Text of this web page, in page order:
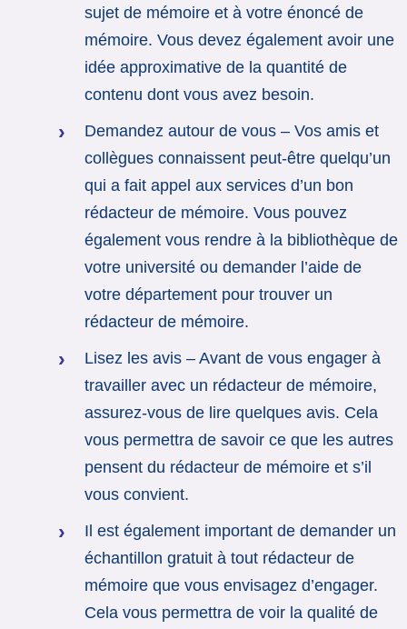
sujet de mémoire et à votre énoncé de
mémoire. Vous devez également avoir une
idée approximative de la quantité de
contenu dont vous avez besoin.
Demandez autour de vous – Vos amis et
collègues connaissent peut-être quelqu’un
qui a fait appel aux services d’un bon
rédacteur de mémoire. Vous pouvez
également vous rendre à la bibliothèque de
votre université ou demander l’aide de
votre département pour trouver un
rédacteur de mémoire.
Lisez les avis – Avant de vous engager à
travailler avec un rédacteur de mémoire,
assurez-vous de lire quelques avis. Cela
vous permettra de savoir ce que les autres
pensent du rédacteur de mémoire et s’il
vous convient.
Il est également important de demander un
échantillon gratuit à tout rédacteur de
mémoire que vous envisagez d’engager.
Cela vous permettra de voir la qualité de